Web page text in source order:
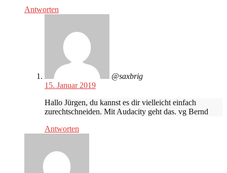
Antworten
@saxbrig
15. Januar 2019
Hallo Jürgen, du kannst es dir vielleicht einfach
zurechtschneiden. Mit Audacity geht das. vg Bernd
Antworten